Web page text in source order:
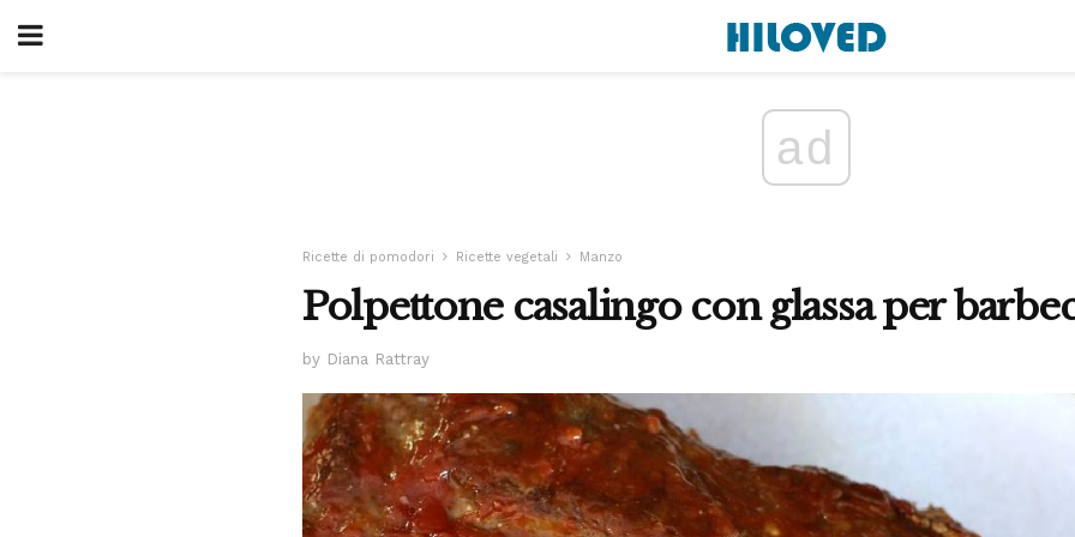
ad
Ricette di pomodori Ricette vegetali Manzo
Polpettone casalingo con glassa per
by Diana Rattray